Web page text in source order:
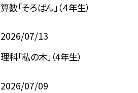
算数「そろばん」（４年生）
2026/07/13
理科「私の木」（4年生）
2026/07/09